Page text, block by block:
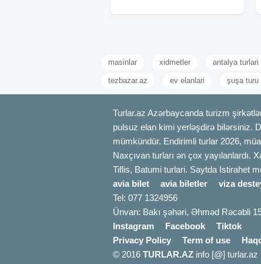
gecə oteldə
masinlar xidmetler antalya turlari
tezbazar.az ev elanlari şuşa turu
Turlar.az Azərbaycanda turizm
pulsuz elan kimi yerləşdirə bilərsiniz.
mümkündür. Endirimli turlar 2026,
Naxçıvan turları ən çox
Tiflis, Batumi turlari. Saytda Istirahet
avia bilet
avia biletler viza
Tel: 077 1324956
Ünvan: Bakı şəhəri, Əhməd Rəcəbli
Instagram
Facebook
Tiktok
Privacy Policy
Term of use
© 2016 TURLAR.AZ info [@] turlar.az |